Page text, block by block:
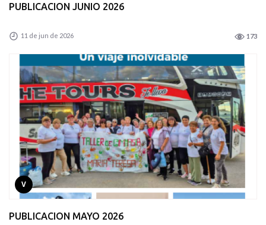
PUBLICACION JUNIO 2026
11 de jun de 2026 173
V
PUBLICACION MAYO 2026